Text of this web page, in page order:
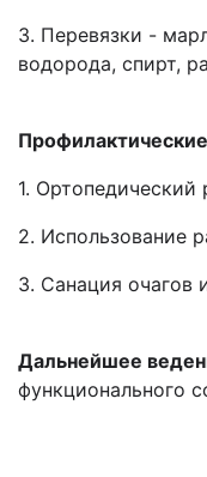
3. Перевязки -
водорода, спирт,
1.
2. Использование
3. Санация очагов
Дальнейшее
функционального